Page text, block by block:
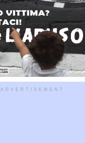
ADVERTISEMENT